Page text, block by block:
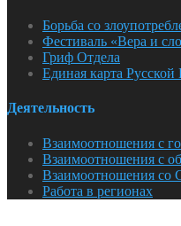
Борьба со
Фестиваль «Вера и
Гриф Отдела
Единая карта
Деятельность
Взаимоотношения с
Взаимоотношения с
Взаимоотношения
Работа в регионах